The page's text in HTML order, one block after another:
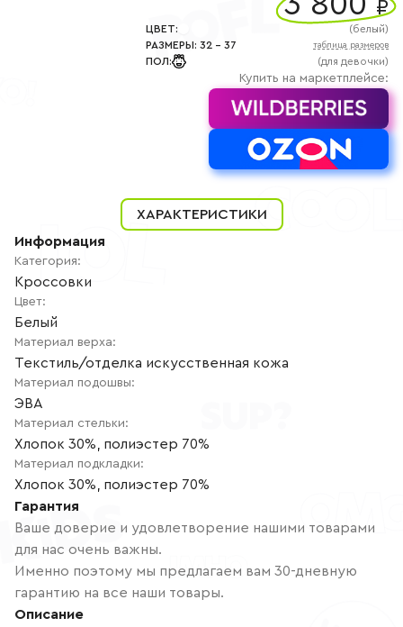
₽
ЦВЕТ: (белый)
РАЗМЕРЫ: 32 - 37 таблица размеров
ПОЛ: (для девочки)
Купить на маркетплейсе:
ХАРАКТЕРИСТИКИ
Информация
Категория:
Кроссовки
Цвет:
Белый
Материал верха:
Текстиль/отделка искусственная кожа
Материал подошвы:
ЭВА
Материал стельки:
Хлопок 30%, полиэстер 70%
Материал подкладки:
Хлопок 30%, полиэстер 70%
Гарантия
Ваше доверие и удовлетворение нашими товарами
для нас очень важны.
Именно поэтому мы предлагаем вам 30-дневную
гарантию на все наши товары.
Описание